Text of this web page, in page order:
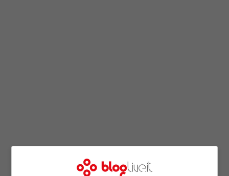
Infatti, la Citroën DS3 è derivata dalla